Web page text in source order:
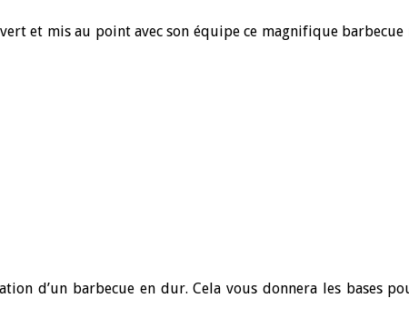
et mis au point avec son équipe ce magnifique
d’un barbecue en dur. Cela vous donnera les bases